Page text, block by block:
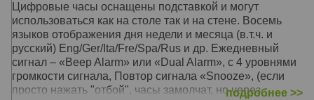
Механизм: Кварцевый
Материал: Массив, натуральное дерево
Корпус: Дерево
Звуковой сигнал: Мелодии каждый час: 12
классических, 12 фольклорных, 6 рождественских
Размер: 64 x 64 x 11,5 см
Цифровые часы оснащены подставкой и могут
использоваться как на столе так и на стене. Восемь
языков отображения дня недели и месяца (в.т.ч. и
русский) Eng/Ger/Ita/Fre/Spa/Rus и др. Ежедневный
сигнал – «Beep Alarm» или «Dual Alarm», с 4 уровнями
громкости сигнала, Повтор сигнала «Snooze», (если
просто нажать "отбой", часы замолчат, но черезподробнее >>